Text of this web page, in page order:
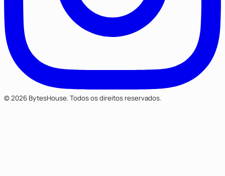
© 2026 BytesHouse. Todos os direitos reservados.